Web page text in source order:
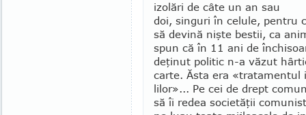
izolări de câte un an sau
doi, singuri în celule, pentru
să devină nişte bestii, ca
spun că în 11 ani de
deţinut politic n-a văzut
carte. Ăsta era
lilor»... Pe cei de drept
să îi redea societăţii